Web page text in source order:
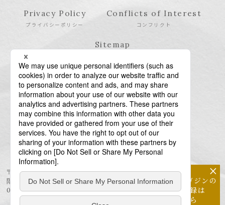
Privacy Policy
プライバシーポリシー
Conflicts of Interest
コンフリクト
Sitemap
〒106-6123 東京都港区六本木6-10-1 六本木ヒルズ森タワー23
階
03-6438-5511（代表） / 03-6438-5611（特許・商標）
×
メールマガジンの
配信登録は
こちら